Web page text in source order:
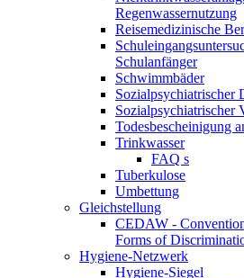
Regenwassernutzung
Reisemedizinische
Schulanfänger
Schwimmbäder
Sozialpsychiatrischer
Sozialpsychiatrischer
Todesbescheinigung
Trinkwasser
FAQ s
Tuberkulose
Umbettung
Gleichstellung
CEDAW -
Forms of
Hygiene-Netzwerk
Hygiene-Siegel